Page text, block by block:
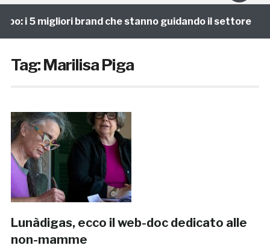
i 5 migliori brand che stanno guidando il settore
Tag:Marilisa Piga
Lunàdigas, ecco il web-doc dedicato alle
non-mamme